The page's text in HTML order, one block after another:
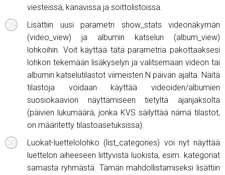
viesteissä, kanavissa ja soittolistoissa.
Lisättiin uusi parametri show_stats videonäkymän
(video_view) ja albumin katselun (album_view)
lohkoihin. Voit käyttää tätä parametria pakottaaksesi
lohkon tekemään lisäkyselyn ja valitsemaan videon tai
albumin katselutilastot viimeisten N päivän ajalta. Näitä
tilastoja voidaan käyttää videoiden/albumien
suosiokaavion näyttämiseen tietyltä ajanjaksolta
(päivien lukumäärä, jonka KVS säilyttää nämä tilastot,
on määritetty tilastoasetuksissa).
Luokat-luettelolohko (list_categories) voi nyt näyttää
luettelon aiheeseen liittyvistä luokista, esim. kategoriat
samasta ryhmästä. Tämän mahdollistamiseksi lisättiin